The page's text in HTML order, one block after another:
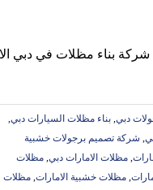
دبي, بناء مظلات السيارات دبي,
, شركة تصميم برجولات خشبية
, مظلات الامارات دبي, مظلات
, مظلات خشبية الامارات, مظلات